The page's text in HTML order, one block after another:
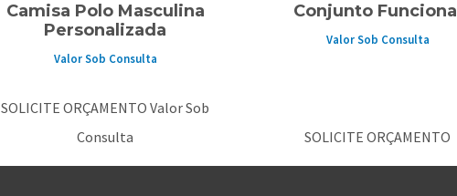
Camisa Polo Masculina
Personalizada
Valor Sob Consulta
SOLICITE ORÇAMENTO Valor Sob
Consulta
Conjunto Funcional
Valor Sob Consulta
SOLICITE ORÇAMENTO